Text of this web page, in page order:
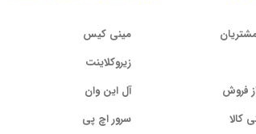
فروش
کالا
مینی کیس
زیروکلاینت
آل این وان
سرور اچ پی